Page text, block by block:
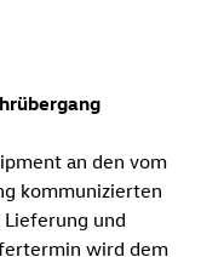
an den vom
kommunizierten
und
wird dem